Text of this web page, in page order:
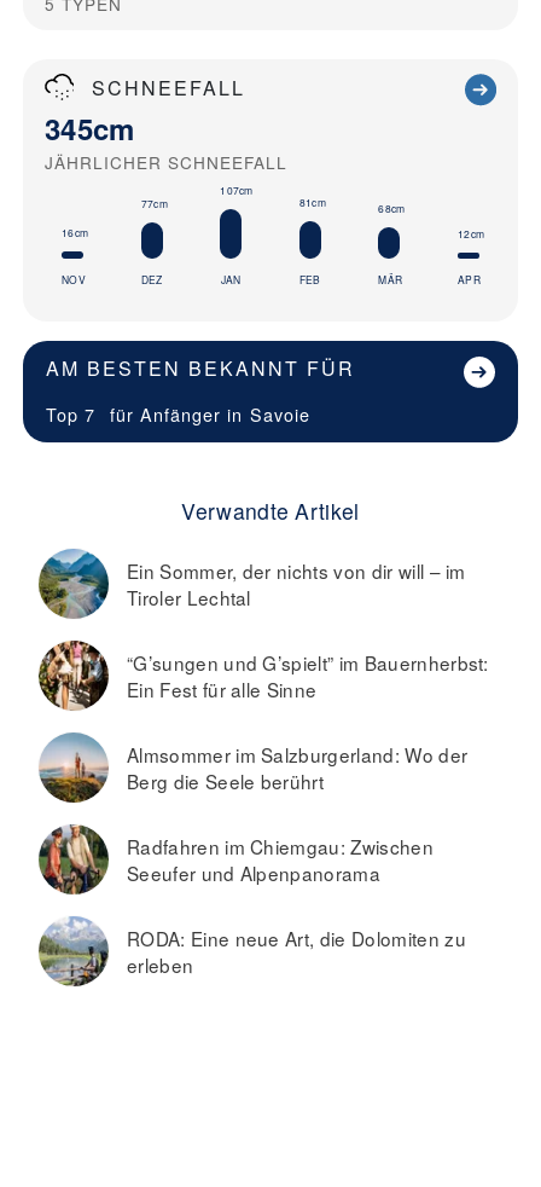
SCHNEEFALL
345cm
JÄHRLICHER SCHNEEFALL
16cm
NOV
77cm
DEZ
107cm
JAN
81cm
FEB
68cm
MÄR
12cm
APR
AM BESTEN BEKANNT FÜR
Top 7 für Anfänger in Savoie
Verwandte Artikel
Ein Sommer, der nichts von dir will – im
Tiroler Lechtal
“G’sungen und G’spielt” im Bauernherbst:
Ein Fest für alle Sinne
Almsommer im Salzburgerland: Wo der
Berg die Seele berührt
Radfahren im Chiemgau: Zwischen
Seeufer und Alpenpanorama
RODA: Eine neue Art, die Dolomiten zu
erleben